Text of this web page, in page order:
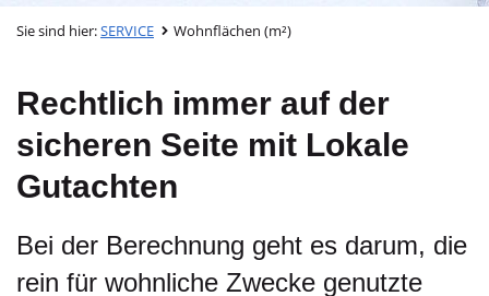
Sie sind hier:SERVICE Wohnflächen (m²)
Rechtlich immer auf der
sicheren Seite mit Lokale
Gutachten
Bei der Berechnung geht es darum, die
rein für wohnliche Zwecke genutzte